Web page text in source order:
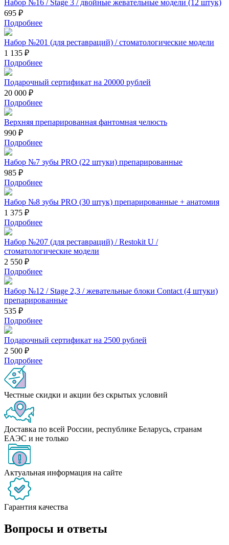
Набор №16 / Stage 3 / двойные жевательные модели (12 штук)
695 ₽
Подробнее
Набор №201 (для реставраций) / стоматологические модели
1 135 ₽
Подробнее
Подарочный сертификат на 20000 рублей
20 000 ₽
Подробнее
Верхняя препарированная фантомная челюсть
990 ₽
Подробнее
Набор №7 зубы PRO (22 штуки) препарированные
985 ₽
Подробнее
Набор №8 зубы PRO (30 штук) препарированные + анатомия
1 375 ₽
Подробнее
Набор №207 (для реставраций) / Restokit U /
стоматологические модели
2 550 ₽
Подробнее
Набор №12 / Stage 2,3 / жевательные блоки Contact (4 штуки)
препарированные
535 ₽
Подробнее
Подарочный сертификат на 2500 рублей
2 500 ₽
Подробнее
Честные скидки и акции без скрытых условий
Доставка по всей России, республике Беларусь, странам
ЕАЭС и не только
Актуальная информация на сайте
Гарантия качества
Вопросы и ответы